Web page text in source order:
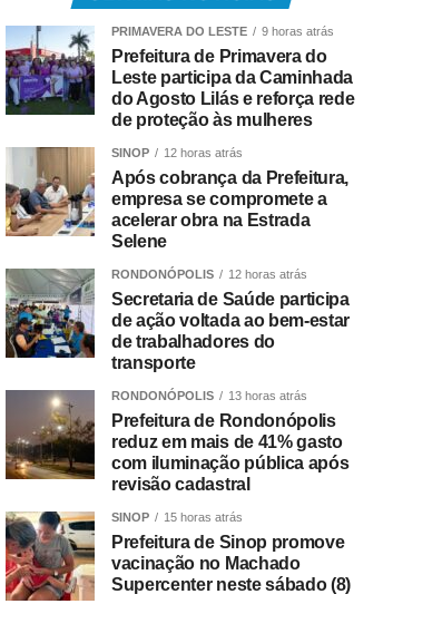
PRIMAVERA DO LESTE 9 horas atrás
Prefeitura de Primavera do
Leste participa da Caminhada
do Agosto Lilás e reforça rede
de proteção às mulheres
SINOP 12 horas atrás
Após cobrança da Prefeitura,
empresa se compromete a
acelerar obra na Estrada
Selene
RONDONÓPOLIS 12 horas atrás
Secretaria de Saúde participa
de ação voltada ao bem-estar
de trabalhadores do
transporte
RONDONÓPOLIS 13 horas atrás
Prefeitura de Rondonópolis
reduz em mais de 41% gasto
com iluminação pública após
revisão cadastral
SINOP 15 horas atrás
Prefeitura de Sinop promove
vacinação no Machado
Supercenter neste sábado (8)